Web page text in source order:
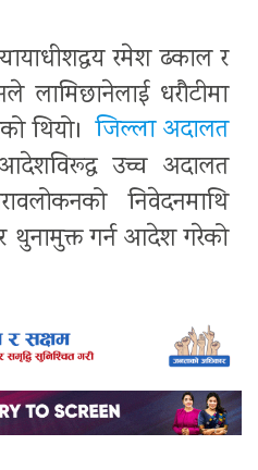
रमेश ढकाल र
लामिछानेलाई धरौटीमा
थियो। जिल्ला अदालत
उच्च अदालत
निवेदनमाथि
थुनामुक्त गर्न आदेश गरेको